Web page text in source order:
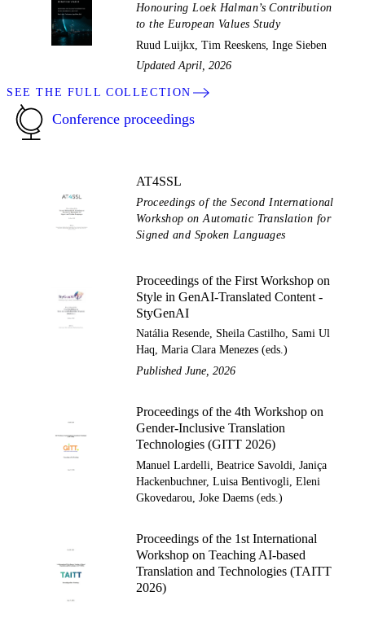
Honouring Loek Halman’s Contribution
to the European Values Study
Ruud Luijkx, Tim Reeskens, Inge Sieben
Updated April, 2026
SEE THE FULL COLLECTION
Conference proceedings
AT4SSL
Proceedings of the Second International
Workshop on Automatic Translation for
Signed and Spoken Languages
Proceedings of the First Workshop on
Style in GenAI-Translated Content -
StyGenAI
Natália Resende, Sheila Castilho, Sami Ul
Haq, Maria Clara Menezes (eds.)
Published June, 2026
Proceedings of the 4th Workshop on
Gender-Inclusive Translation
Technologies (GITT 2026)
Manuel Lardelli, Beatrice Savoldi, Janiça
Hackenbuchner, Luisa Bentivogli, Eleni
Gkovedarou, Joke Daems (eds.)
Proceedings of the 1st International
Workshop on Teaching AI-based
Translation and Technologies (TAITT
2026)